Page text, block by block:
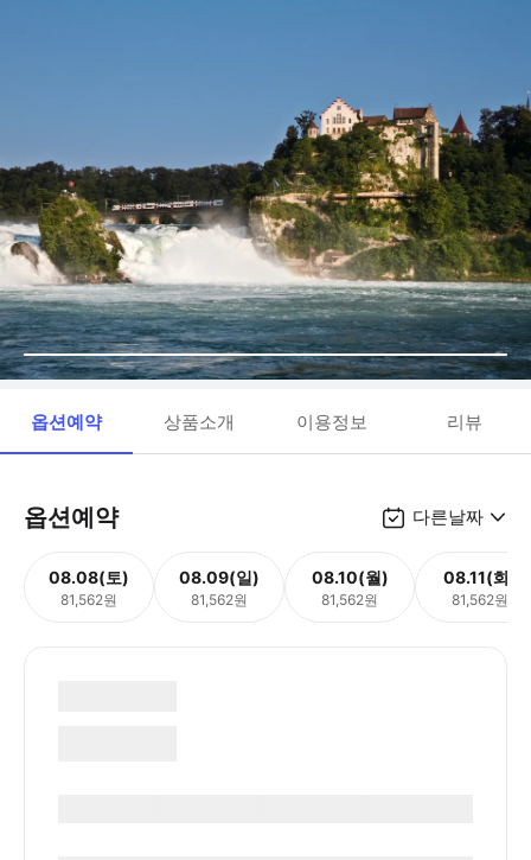
옵션예약 상품소개 이용정보 리뷰
옵션예약 다른날짜
08.08(토)
81,562원
08.09(일)
81,562원
08.10(월)
81,562원
08.11(화)
81,562원